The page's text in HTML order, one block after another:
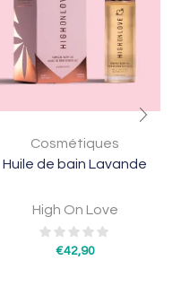
Cosmétiques
Huile de bain Lavande
High On Love
€42,90